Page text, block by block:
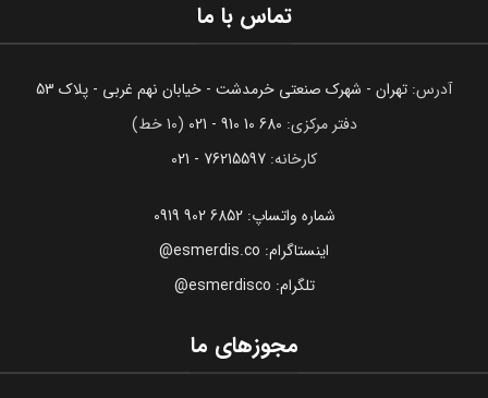
تماس با ما
آدرس: تهران - شهرک صنعتی خرمدشت - خیابان نهم غربی - پلاک 53
دفتر مرکزی: 680 10 910 - 021
(10 خط)
کارخانه: 76215597 - 021
شماره واتساپ: 6852 902 0919
اینستاگرام: esmerdis.co@
تلگرام: esmerdisco@
مجوزهای ما